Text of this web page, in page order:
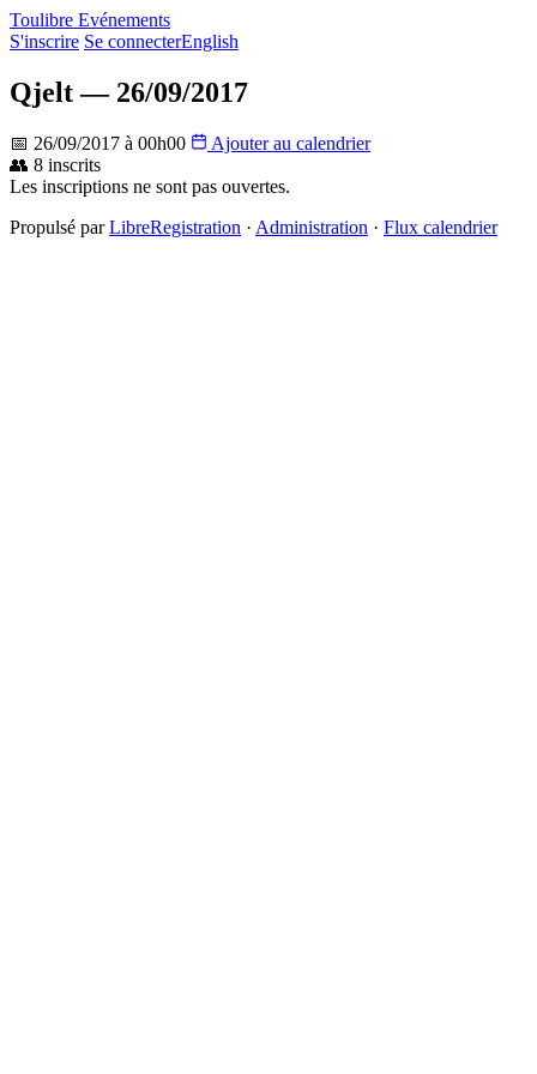
Toulibre Evénements
S'inscrire Se connecterEnglish
Qjelt — 26/09/2017
📅 26/09/2017 à 00h00
Ajouter au calendrier
👥 8 inscrits
Les inscriptions ne sont pas ouvertes.
Propulsé parLibreRegistration · Administration · Flux calendrier